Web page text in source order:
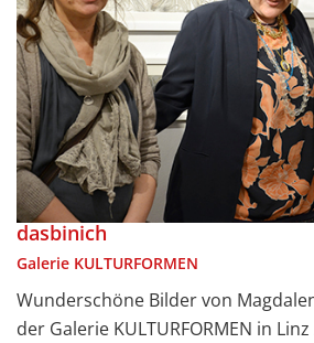
dasbinich
Galerie KULTURFORMEN
Wunderschöne Bilder von
der Galerie KULTURFORMEN in